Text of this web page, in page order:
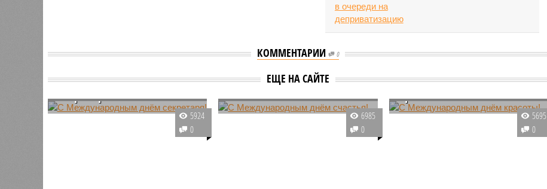
КОММЕНТАРИИ 0
ЕЩЕ НА САЙТЕ
С Международным днём
секретаря!
18 апреля самое время выйти из5924
0
С Международным днём
счастья!
14марта отмечается
Международный день рек, также
именуемый Международным
6985
0
С Международным днём
красоты!
Любите ли вы колбасу так, как её
любят миллионы жителей всех
стран? 7 сентября даже вечно
5695
0